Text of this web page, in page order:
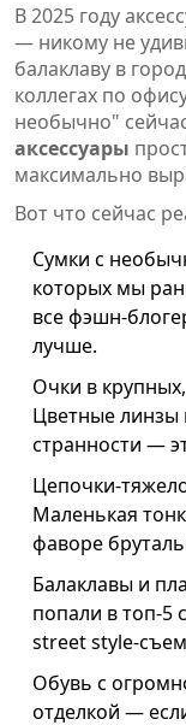
В 2025 году
— никому не
балаклаву в
коллегах по
необычно"
аксессуары
максимально
Вот что сейчас
Сумки с
которых мы
все фэшн-
лучше.
Очки в
Цветные линзы
странности —
Цепочки-
Маленькая
фаворе
Балаклавы и
попали в топ-5
street style-
Обувь с
отделкой —